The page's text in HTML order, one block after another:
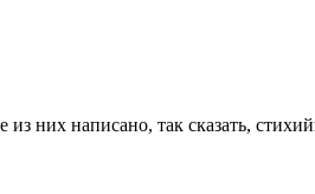
них написано, так сказать,